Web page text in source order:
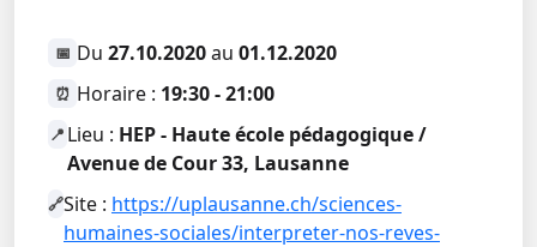
📅 Du 27.10.2020au 01.12.2020
⏰ Horaire : 19:30 - 21:00
📍 Lieu : HEP - Haute école pédagogique /
Avenue de Cour 33, Lausanne
🔗Site : https://uplausanne.ch/sciences-
humaines-sociales/interpreter-nos-reves-